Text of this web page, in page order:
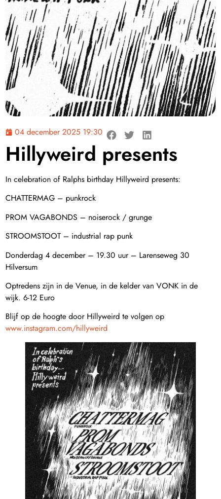
04 december 2025 19:30
Hillyweird presents
In celebration of Ralphs birthday Hillyweird presents:
CHATTERMAG – punkrock
PROM VAGABONDS – noiserock / grunge
STROOMSTOOT – industrial rap punk
Donderdag 4 december – 19.30 uur – Larenseweg 30
Hilversum
Optredens zijn in de Venue, in de kelder van VONK in de
wijk. 6-12 Euro
Blijf op de hoogte door Hillyweird te volgen op
www.instagram.com/hillyweird